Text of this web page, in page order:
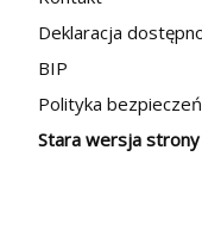
Deklaracja
BIP
Polityka
Stara wersja strony